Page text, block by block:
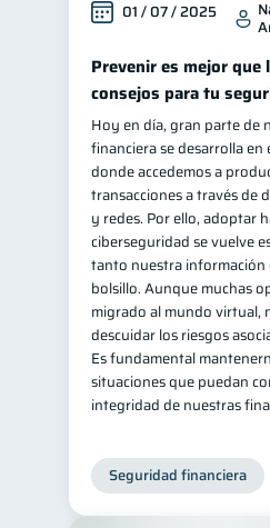
01 / 07 / 2025
Prevenir es mejor que
consejos para tu
Hoy en día, gran parte de
financiera se desarrolla
donde accedemos a
transacciones a través de
y redes. Por ello, adoptar
ciberseguridad se vuelve
tanto nuestra información
bolsillo. Aunque muchas
migrado al mundo virtual,
descuidar los riesgos
Es fundamental
situaciones que puedan
integridad de nuestras
Seguridad financiera